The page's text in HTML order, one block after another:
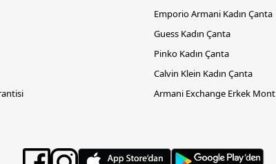
Emporio Armani Kadın Çanta
Guess Kadın Çanta
Pinko Kadın Çanta
Calvin Klein Kadın Çanta
Armani Exchange Erkek Mont